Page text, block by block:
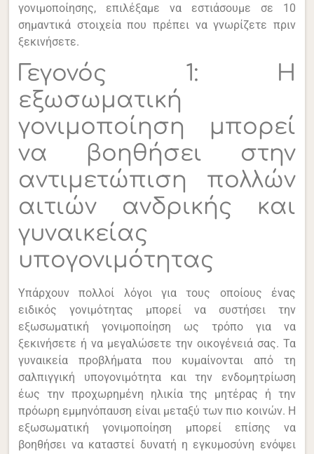
γονιμοποίησης, επιλέξαμε να εστιάσουμε σε 10
σημαντικά στοιχεία που πρέπει να γνωρίζετε πριν
ξεκινήσετε.
Γεγονός 1: Η
εξωσωματική
γονιμοποίηση μπορεί
να βοηθήσει στην
αντιμετώπιση πολλών
αιτιών ανδρικής και
γυναικείας
υπογονιμότητας
Υπάρχουν πολλοί λόγοι για τους οποίους ένας
ειδικός γονιμότητας μπορεί να συστήσει την
εξωσωματική γονιμοποίηση ως τρόπο για να
ξεκινήσετε ή να μεγαλώσετε την οικογένειά σας. Τα
γυναικεία προβλήματα που κυμαίνονται από τη
σαλπιγγική υπογονιμότητα και την ενδομητρίωση
έως την προχωρημένη ηλικία της μητέρας ή την
πρόωρη εμμηνόπαυση είναι μεταξύ των πιο κοινών. Η
εξωσωματική γονιμοποίηση μπορεί επίσης να
βοηθήσει να καταστεί δυνατή η εγκυμοσύνη ενόψει